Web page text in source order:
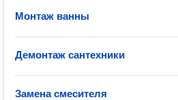
Монтаж ванны
Демонтаж сантехники
Замена смесителя